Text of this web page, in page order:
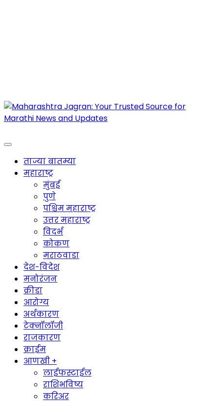
Maharashtra Jagran : Your Trusted Companion
ताज्या बातम्या
महाराष्ट्र
मुंबई
पुणे
पश्चिम महाराष्ट्र
उत्तर महाराष्ट्र
विदर्भ
कोकण
मराठवाडा
देश-विदेश
मनोरंजन
क्रीडा
आरोग्य
अर्थकारण
टेक्नॉलॉजी
राजकारण
क्राईम
आणखी +
लाईफस्टाईल
राशिभविष्य
करिअर